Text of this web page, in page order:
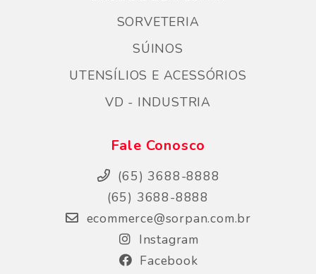
SORVETERIA
SÚINOS
UTENSÍLIOS E ACESSÓRIOS
VD - INDUSTRIA
Fale Conosco
(65) 3688-8888
(65) 3688-8888
ecommerce@sorpan.com.br
Instagram
Facebook